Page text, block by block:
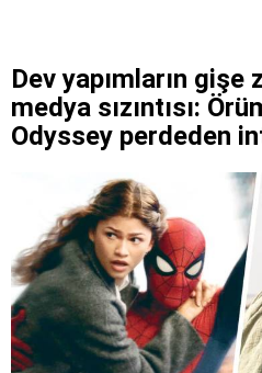
Dev yapımların gişe
medya sızıntısı:
Odyssey perdeden